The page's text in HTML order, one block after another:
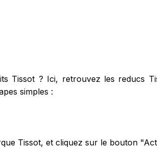
Tissot ? Ici, retrouvez les reducs
simples :
Tissot, et cliquez sur le bouton